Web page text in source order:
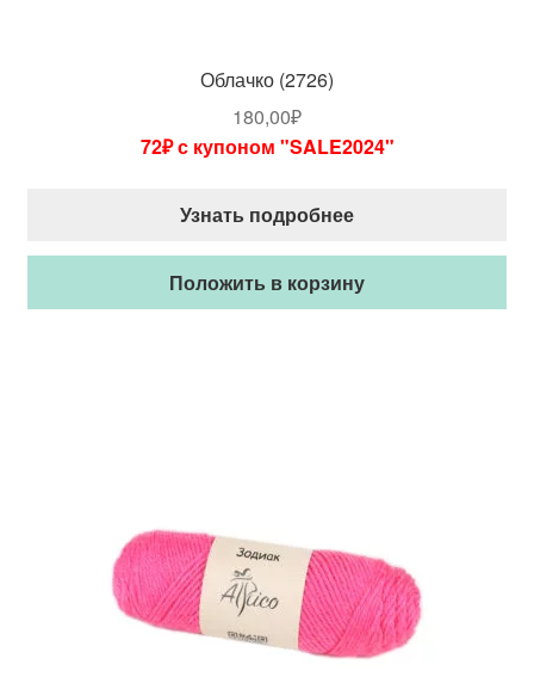
Облачко (2726)
180,00₽
72₽ с купоном "SALE2024"
Узнать подробнее
Положить в корзину